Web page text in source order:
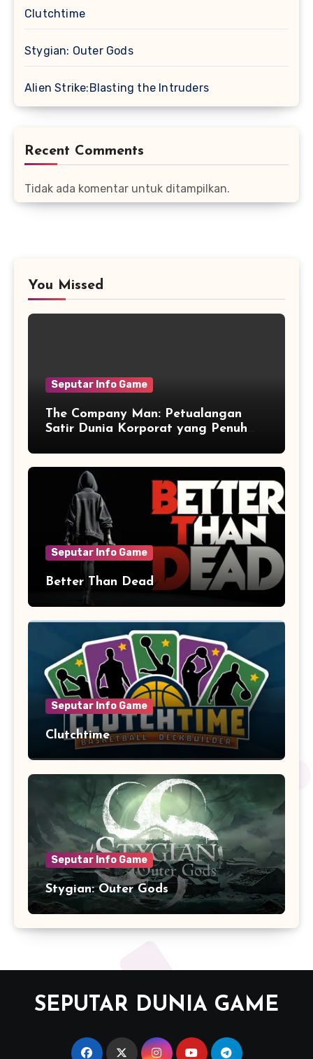
Clutchtime
Stygian: Outer Gods
Alien Strike:Blasting the Intruders
Recent Comments
Tidak ada komentar untuk ditampilkan.
You Missed
Seputar Info Game
The Company Man: Petualangan
Satir Dunia Korporat yang Penuh
Seputar Info Game
Better Than Dead
Seputar Info Game
Clutchtime
Seputar Info Game
Stygian: Outer Gods
SEPUTAR DUNIA GAME